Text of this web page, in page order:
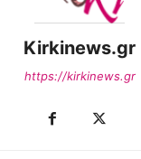
Kirkinews.gr
https://kirkinews.gr